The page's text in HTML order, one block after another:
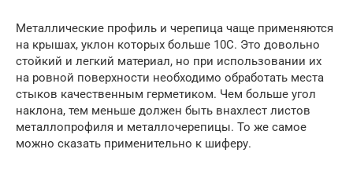
Металлические профиль и черепица чаще применяются
на крышах, уклон которых больше 10C. Это довольно
стойкий и легкий материал, но при использовании их
на ровной поверхности необходимо обработать места
стыков качественным герметиком. Чем больше угол
наклона, тем меньше должен быть внахлест листов
металлопрофиля и металлочерепицы. То же самое
можно сказать применительно к шиферу.